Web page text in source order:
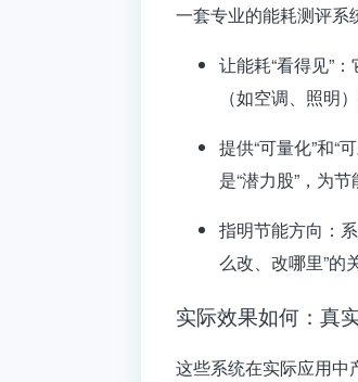
一套专业的能耗测评系
让能耗“看得见”
（如空调、照明
提供“可量化”和“
是“潜力股” ，为
指明节能方向 ：
么改、改哪里”的
实际效果如何：真
这些系统在实际应用中